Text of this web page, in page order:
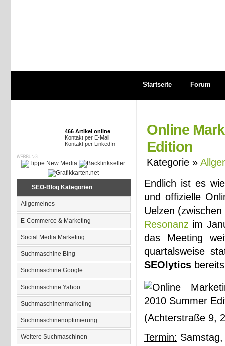
Startseite Forum
466 Artikel online
Kontakt per E-Mail
Kontakt per LinkedIn
SEO-Blog Kategorien
Allgemeines
E-Commerce & Marketing
Social Media Marketing
Suchmaschine Bing
Suchmaschine Google
Suchmaschine Yahoo
Suchmaschinenmarketing
Suchmaschinenoptimierung
Weitere Suchmaschinen
Online
Edition
Kategorie »
Endlich ist es
und offizielle
Uelzen
Resonanz im
das Meeting
quartalsweise
SEOlyticsbereits
(Achterstraße 9,
Termin: